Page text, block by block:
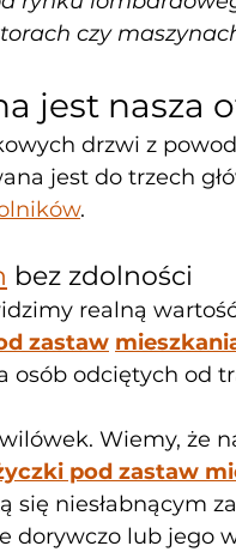
czy
jest nasza
drzwi z
jest do trzech
.
bez zdolności
realną
zastaw
osób odciętych od
Wiemy, że
pod zastaw
się niesłabnącym
dorywczo lub jego